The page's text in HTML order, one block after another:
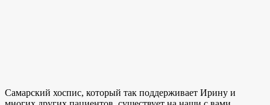
Самарский хоспис, который так поддерживает Ирину и